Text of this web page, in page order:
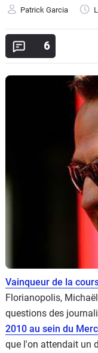
Guide
Electriques
Patrick Garcia
6
Vainqueur de la
Florianopolis,
questions des
2010 au sein du
que l'on attendait un